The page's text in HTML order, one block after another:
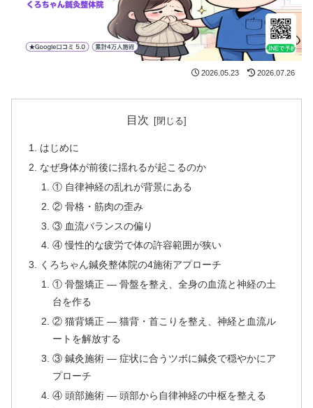
2026.05.23 2026.07.26
目次
はじめに
なぜ身体が前後に揺れるが起こるのか
① 自律神経の乱れが背景にある
② 骨格・筋肉の歪み
③ 血流バランスの偏り
④ 慢性的な疲労で体の許容範囲が狭い
くろちゃん鍼灸整体院の4施術アプローチ
① 骨盤矯正 — 骨盤を整え、全身の血流と神経の土
台を作る
② 猫背矯正 — 猫背・首こりを整え、神経と血流ル
ートを解放する
③ 鍼灸施術 — 症状に合うツボに鍼灸で穏やかにア
プローチ
④ 頭部施術 — 頭部から自律神経の中枢を整える